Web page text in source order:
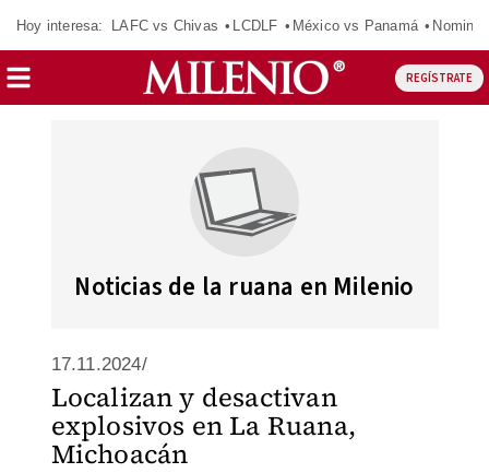
Hoy interesa: LAFC vs Chivas LCDLF México vs Panamá
REGÍSTRATE
Noticias de la ruana en Milenio
17.11.2024/
Localizan y desactivan
explosivos en La Ruana,
Michoacán